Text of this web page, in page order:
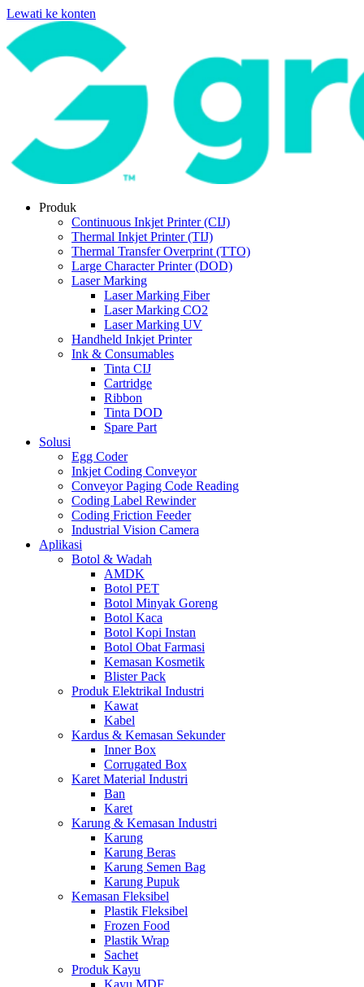
Lewati ke konten
Produk
Continuous Inkjet Printer (CIJ)
Thermal Inkjet Printer (TIJ)
Thermal Transfer Overprint (TTO)
Large Character Printer (DOD)
Laser Marking
Laser Marking Fiber
Laser Marking CO2
Laser Marking UV
Handheld Inkjet Printer
Ink & Consumables
Tinta CIJ
Cartridge
Ribbon
Tinta DOD
Spare Part
Solusi
Egg Coder
Inkjet Coding Conveyor
Conveyor Paging Code Reading
Coding Label Rewinder
Coding Friction Feeder
Industrial Vision Camera
Aplikasi
Botol & Wadah
AMDK
Botol PET
Botol Minyak Goreng
Botol Kaca
Botol Kopi Instan
Botol Obat Farmasi
Kemasan Kosmetik
Blister Pack
Produk Elektrikal Industri
Kawat
Kabel
Kardus & Kemasan Sekunder
Inner Box
Corrugated Box
Karet Material Industri
Ban
Karet
Karung & Kemasan Industri
Karung
Karung Beras
Karung Semen Bag
Karung Pupuk
Kemasan Fleksibel
Plastik Fleksibel
Frozen Food
Plastik Wrap
Sachet
Produk Kayu
Kayu MDF